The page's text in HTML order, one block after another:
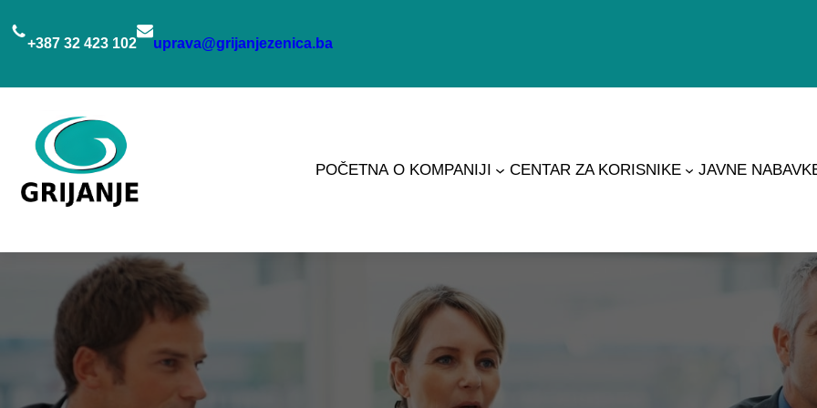
na
+387 32 423 102 uprava@grijanjezenica.ba
POČETNA O KOMPANIJI CENTAR ZA KORISNIKE JAVNE